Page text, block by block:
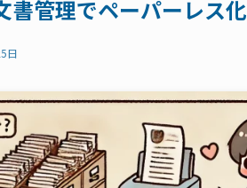
書管理でペーパーレス化
日